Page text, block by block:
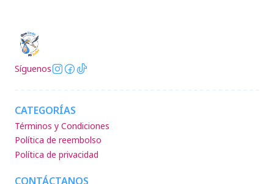
Síguenos
CATEGORÍAS
Términos y Condiciones
Política de reembolso
Política de privacidad
CONTÁCTANOS